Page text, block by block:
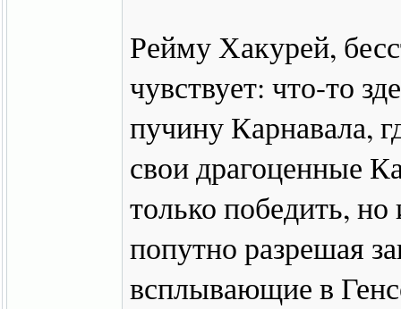
Рейму Хакурей,
чувствует: что-то
пучину Карнавала,
свои драгоценные
только победить,
попутно разрешая
всплывающие в